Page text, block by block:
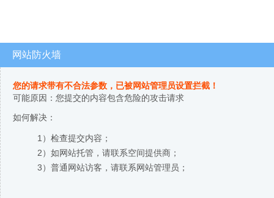
网站防火墙
您的请求带有不合法参数，已被网站管理员设置拦截！
可能原因：您提交的内容包含危险的攻击请求
如何解决：
1）检查提交内容；
2）如网站托管，请联系空间提供商；
3）普通网站访客，请联系网站管理员；